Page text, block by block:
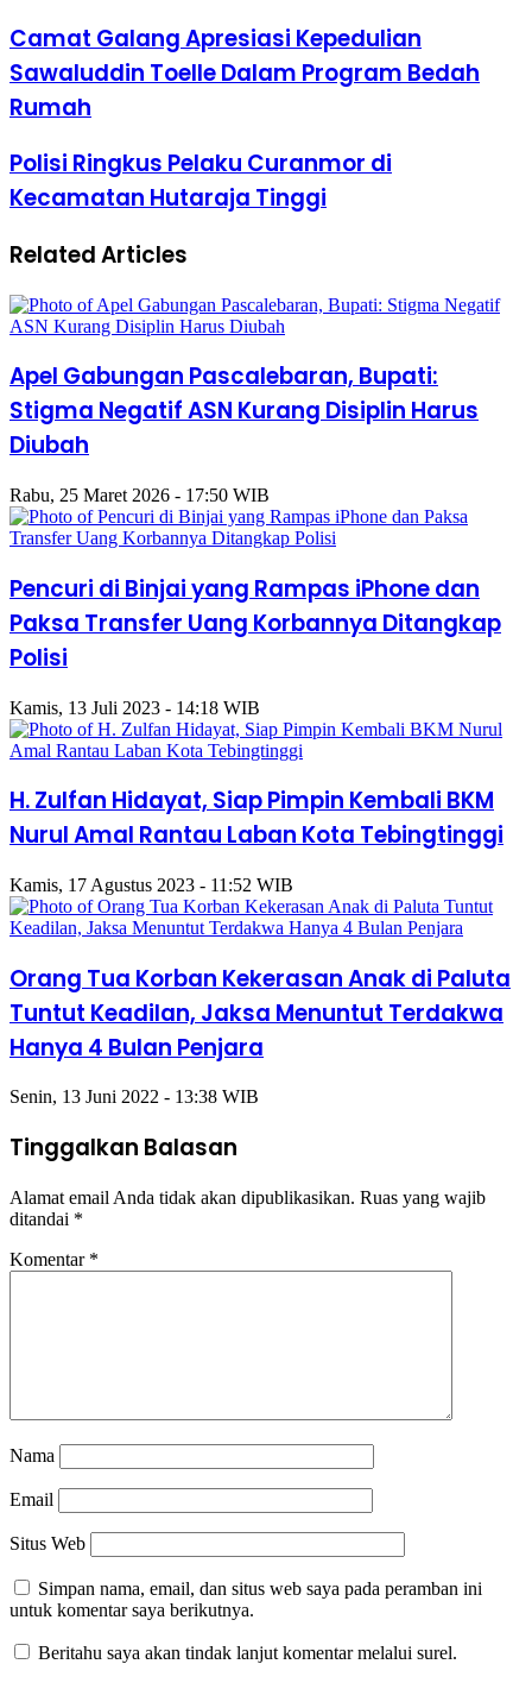
Camat Galang Apresiasi Kepedulian
Sawaluddin Toelle Dalam Program Bedah
Rumah
Polisi Ringkus Pelaku Curanmor di
Kecamatan Hutaraja Tinggi
Related Articles
Apel Gabungan Pascalebaran, Bupati:
Stigma Negatif ASN Kurang Disiplin Harus
Diubah
Rabu, 25 Maret 2026 - 17:50 WIB
Pencuri di Binjai yang Rampas iPhone dan
Paksa Transfer Uang Korbannya Ditangkap
Polisi
Kamis, 13 Juli 2023 - 14:18 WIB
H. Zulfan Hidayat, Siap Pimpin Kembali BKM
Nurul Amal Rantau Laban Kota Tebingtinggi
Kamis, 17 Agustus 2023 - 11:52 WIB
Orang Tua Korban Kekerasan Anak di Paluta
Tuntut Keadilan, Jaksa Menuntut Terdakwa
Hanya 4 Bulan Penjara
Senin, 13 Juni 2022 - 13:38 WIB
Tinggalkan Balasan
Alamat email Anda tidak akan dipublikasikan. Ruas yang wajib
ditandai *
Komentar *
Nama
Email
Situs Web
Simpan nama, email, dan situs web saya pada peramban ini
untuk komentar saya berikutnya.
Beritahu saya akan tindak lanjut komentar melalui surel.